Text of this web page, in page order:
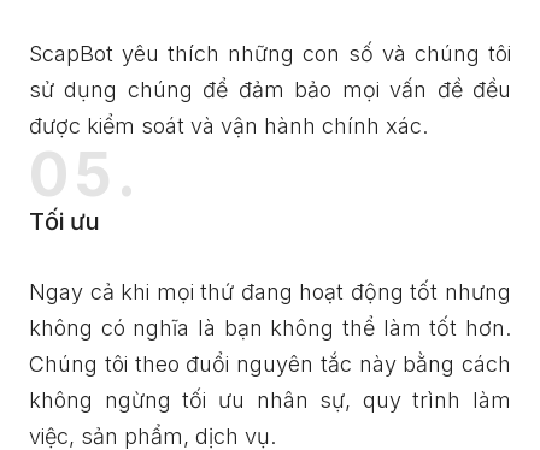
ScapBot yêu thích những con số và chúng tôi
sử dụng chúng để đảm bảo mọi vấn đề đều
được kiểm soát và vận hành chính xác.
05.
Tối ưu
Ngay cả khi mọi thứ đang hoạt động tốt nhưng
không có nghĩa là bạn không thể làm tốt hơn.
Chúng tôi theo đuổi nguyên tắc này bằng cách
không ngừng tối ưu nhân sự, quy trình làm
việc, sản phẩm, dịch vụ.